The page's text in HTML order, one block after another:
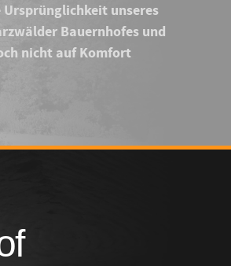
Ursprünglichkeit unseres
Bauernhofes und
nicht auf Komfort